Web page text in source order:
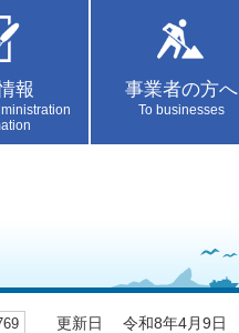
報 事業者の方へ
To businesses
更新日 令和8年4月9日